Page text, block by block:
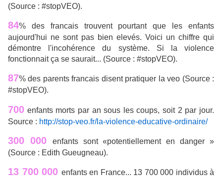
(Source : #stopVEO).
84% des francais trouvent pourtant que les enfants
aujourd'hui ne sont pas bien elevés. Voici un chiffre qui
démontre l'incohérence du système. Si la violence
fonctionnait ça se saurait... (Source : #stopVEO).
87% des parents francais disent pratiquer la veo (Source :
#stopVEO).
700 enfants morts par an sous les coups, soit 2 par jour.
Source : http://stop-veo.fr/la-violence-educative-ordinaire/
300 000
enfants sont «potentiellement en danger »
(Source : Edith Gueugneau).
13 700 000 enfants en France... 13 700 000 individus à